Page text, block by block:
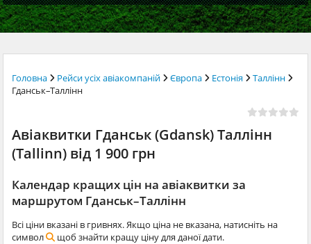
Головна Рейси усіх авіакомпаній Європа Естонія
Таллінн
Гданськ–Таллінн
Авіаквитки Гданськ (Gdansk) Таллінн
(Tallinn) від 1 900 грн
Календар кращих цін на авіаквитки за
маршрутом Гданськ–Таллінн
Всі ціни вказані в гривнях. Якщо ціна не вказана, натисніть на
символ
щоб знайти кращу ціну для даної дати.